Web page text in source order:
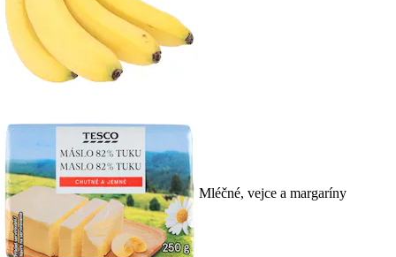
Mléčné, vejce a margaríny